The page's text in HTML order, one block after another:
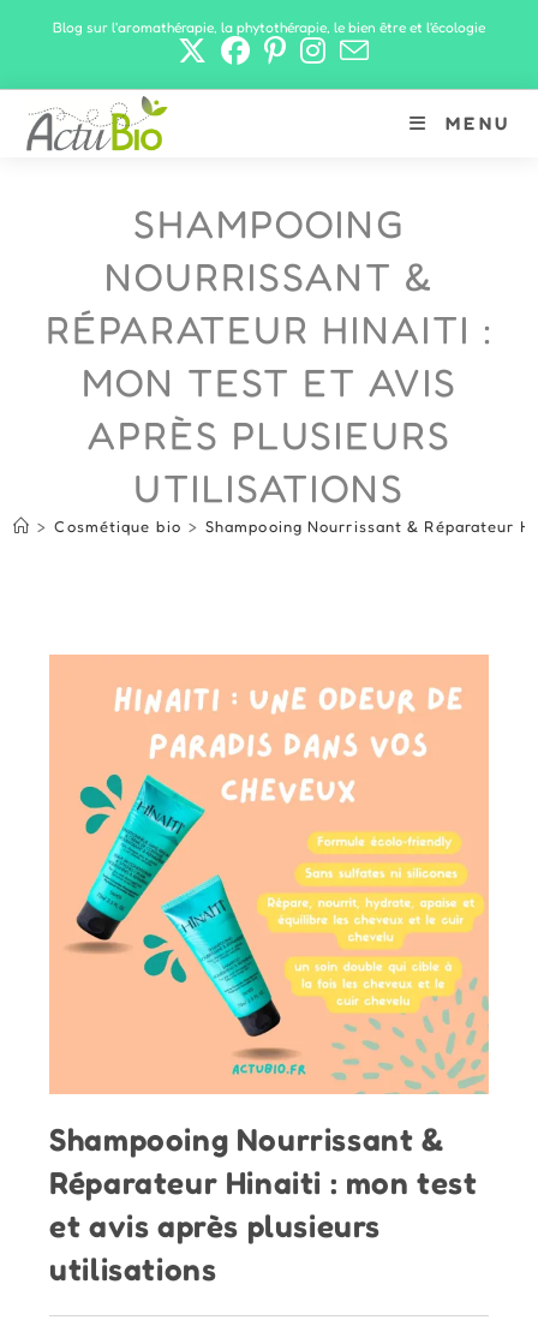
Blog sur l'aromathérapie, la phytothérapie, le bien être et l'écologie
MENU
SHAMPOOING
NOURRISSANT &
RÉPARATEUR HINAITI :
MON TEST ET AVIS
APRÈS PLUSIEURS
UTILISATIONS
> Cosmétique bio > Shampooing Nourrissant & Réparateur
Shampooing Nourrissant &
Réparateur Hinaiti : mon test
et avis après plusieurs
utilisations